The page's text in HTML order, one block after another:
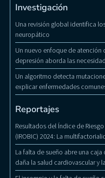
Investigación
Una revisión global identifica
neuropático
Un nuevo enfoque de atención
depresión aborda las
Un algoritmo detecta
explicar enfermedades
Reportajes
Resultados del Índice de
(IROBIC) 2024: La
La falta de sueño abre una
daña la salud cardiovascular y